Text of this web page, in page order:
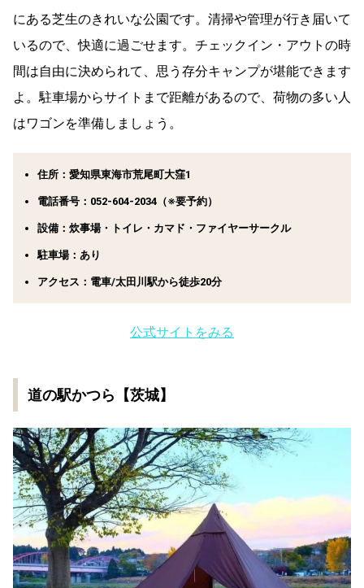
にある芝生のきれいな公園です。清掃や管理が行き届いて
いるので、快適に過ごせます。チェックイン・アウトの時
間は自由に決められて、思う存分キャンプが堪能できます
よ。駐車場からサイトまで距離があるので、荷物の多い人
はワゴンを準備しましょう。
住所：愛知県東海市荒尾町大窪1
電話番号：052-604-2034（※要予約）
設備：炊事場・トイレ・カマド・ファイヤーサークル
駐車場：あり
アクセス：電車/太田川駅から徒歩20分
公式サイトをみる
道の駅かつら【茨城】